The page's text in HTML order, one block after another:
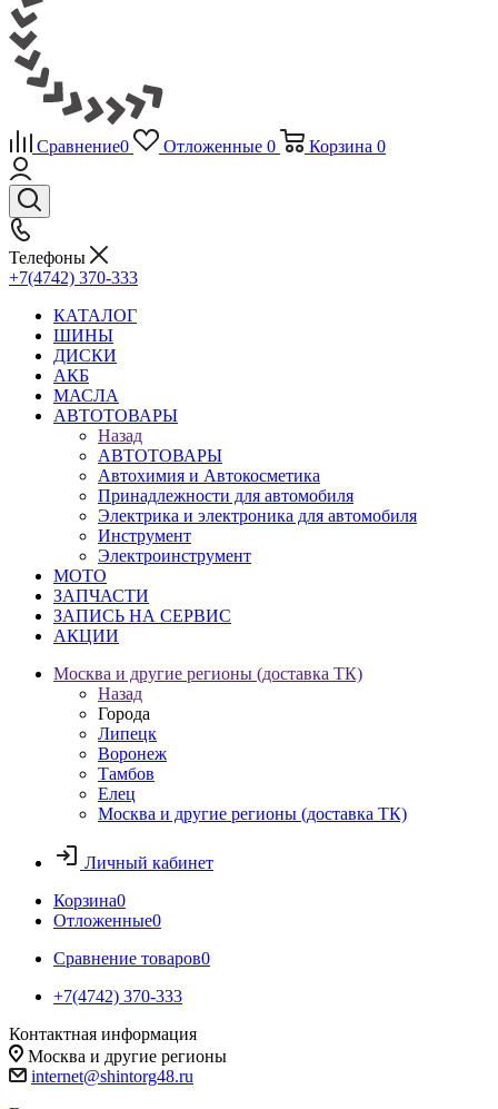
Сравнение0 Отложенные 0 Корзина 0
Телефоны
+7(4742) 370-333
КАТАЛОГ
ШИНЫ
ДИСКИ
АКБ
МАСЛА
АВТОТОВАРЫ
Назад
АВТОТОВАРЫ
Автохимия и Автокосметика
Принадлежности для автомобиля
Электрика и электроника для автомобиля
Инструмент
Электроинструмент
МОТО
ЗАПЧАСТИ
ЗАПИСЬ НА СЕРВИС
АКЦИИ
Москва и другие регионы (доставка ТК)
Назад
Города
Липецк
Воронеж
Тамбов
Елец
Москва и другие регионы (доставка ТК)
Личный кабинет
Корзина0
Отложенные0
Сравнение товаров0
+7(4742) 370-333
Контактная информация
Москва и другие регионы
internet@shintorg48.ru